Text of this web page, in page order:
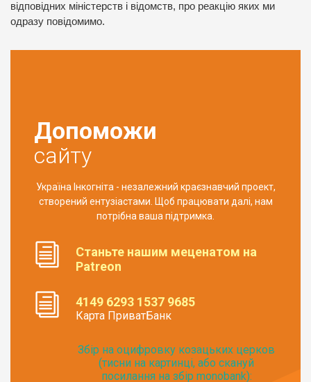
відповідних міністерств і відомств, про реакцію яких ми
одразу повідомимо.
Допоможи
сайту
Україна Інкогніта - незалежний краєзнавчий проект,
створений ентузіастами. Щоб працювати далі, нам
потрібна ваша підтримка.
Станьте нашим меценатом на
Patreon
4149 6293 1537 9685
Карта ПриватБанк
Збір на оцифровку козацьких церков
(тисни на картинці, або скануй
посилання на збір monobank):